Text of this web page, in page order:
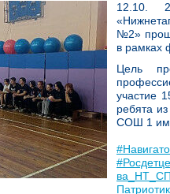
12.10.
№2»
в рамках
Цель
участие
ребята
СОШ 1 им.